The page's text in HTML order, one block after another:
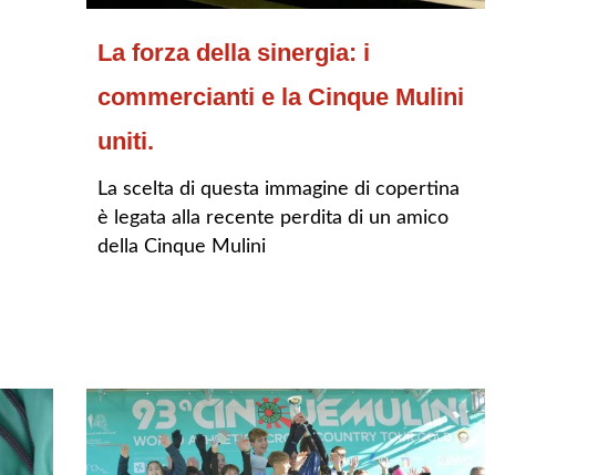
La forza della sinergia: i
commercianti e la Cinque Mulini
uniti.
La scelta di questa immagine di copertina
è legata alla recente perdita di un amico
della Cinque Mulini